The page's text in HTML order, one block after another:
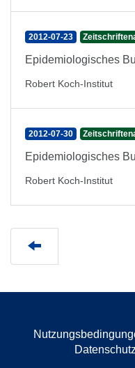
2012-07-23
Epidemiologisches
Robert Koch-Institut
2012-07-30
Epidemiologisches
Robert Koch-Institut